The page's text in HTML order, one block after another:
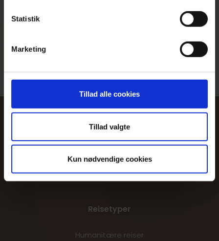
Statistik
Marketing
Tillad alle cookies
Tillad valgte
Kun nødvendige cookies
klimakompensasjon
Reisetyper
Humanitære reiser